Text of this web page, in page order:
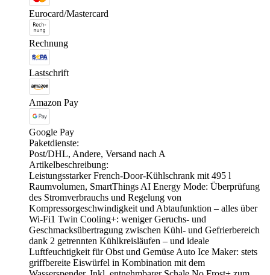
Eurocard/Mastercard
Rechnung
Lastschrift
Amazon Pay
Google Pay
Paketdienste:
Post/DHL, Andere, Versand nach A
Artikelbeschreibung:
Leistungsstarker French-Door-Kühlschrank mit 495 l
Raumvolumen, SmartThings AI Energy Mode: Überprüfung
des Stromverbrauchs und Regelung von
Kompressorgeschwindigkeit und Abtaufunktion – alles über
Wi-Fi1 Twin Cooling+: weniger Geruchs- und
Geschmacksübertragung zwischen Kühl- und Gefrierbereich
dank 2 getrennten Kühlkreisläufen – und ideale
Luftfeuchtigkeit für Obst und Gemüse Auto Ice Maker: stets
griffbereite Eiswürfel in Kombination mit dem